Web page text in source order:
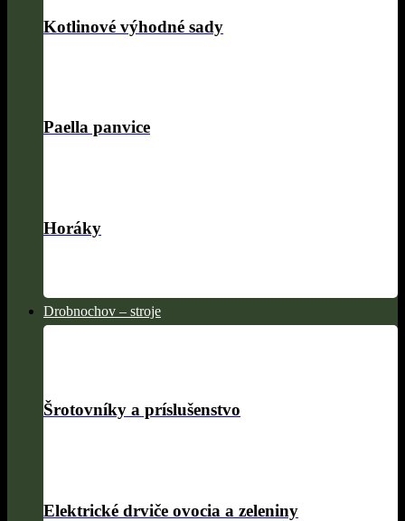
Kotlinové výhodné sady
Paella panvice
Horáky
Drobnochov – stroje
Šrotovníky a príslušenstvo
Elektrické drviče ovocia a zeleniny